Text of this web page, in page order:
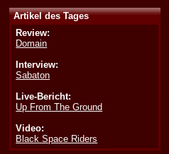
Artikel des Tages
Review:
Domain
Interview:
Sabaton
Live-Bericht:
Up From The Ground
Video:
Black Space Riders